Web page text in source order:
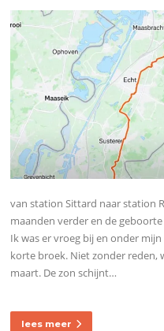
van station Sittard naar station
maanden verder en de
Ik was er vroeg bij en onder
korte broek. Niet zonder reden,
maart. De zon schijnt…
lees meer